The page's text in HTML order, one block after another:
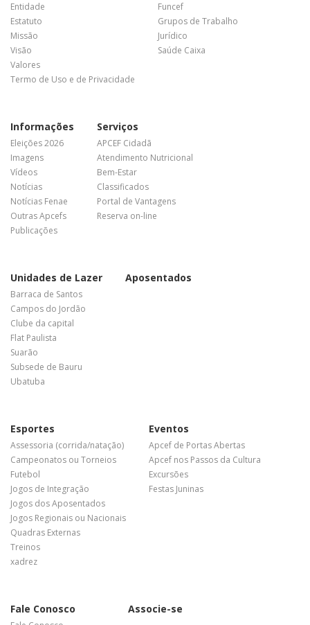
Entidade
Estatuto
Missão
Visão
Valores
Termo de Uso e de Privacidade
Funcef
Grupos de Trabalho
Jurídico
Saúde Caixa
Informações
Eleições 2026
Imagens
Vídeos
Notícias
Notícias Fenae
Outras Apcefs
Publicações
Serviços
APCEF Cidadã
Atendimento Nutricional
Bem-Estar
Classificados
Portal de Vantagens
Reserva on-line
Unidades de Lazer
Barraca de Santos
Campos do Jordão
Clube da capital
Flat Paulista
Suarão
Subsede de Bauru
Ubatuba
Aposentados
Esportes
Assessoria (corrida/natação)
Campeonatos ou Torneios
Futebol
Jogos de Integração
Jogos dos Aposentados
Jogos Regionais ou Nacionais
Quadras Externas
Treinos
xadrez
Eventos
Apcef de Portas Abertas
Apcef nos Passos da Cultura
Excursões
Festas Juninas
Fale Conosco Associe-se